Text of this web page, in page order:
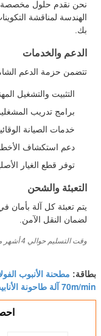
نحن نقدم حلول مخصصة
الهندسة لمناقشة
بك.
الدعم والخدمات
تتضمن حزمة الدعم
التثبيت والتشغيل
برامج تدريب
خدمات الصيانة
دعم استكشاف
توفر قطع الغيار
التعبئة والشحن
يتم تعبئة كل آلة
لضمان النقل الآمن.
وقت التسليم حوالي 4 أشهر من تأكيد الطلب
بطاقة: مطحنة الأنبوب
70m/min آلة طاحونة الأنابيب